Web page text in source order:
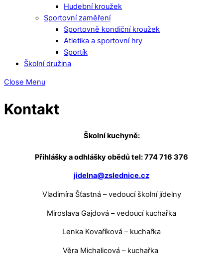
Hudební kroužek
Sportovní zaměření
Sportovně kondiční kroužek
Atletika a sportovní hry
Sportík
Školní družina
Close Menu
Kontakt
Školní kuchyně:
Přihlášky a odhlášky obědů tel: 774 716 376
jidelna@zslednice.cz
Vladimíra Šťastná – vedoucí školní jídelny
Miroslava Gajdová – vedoucí kuchařka
Lenka Kovaříková – kuchařka
Věra Michalicová – kuchařka